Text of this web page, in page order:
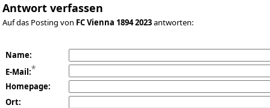
Antwort verfassen
Auf das Posting von FC Vienna 1894 2023antworten:
Name:
E-Mail:*
Homepage:
Ort: